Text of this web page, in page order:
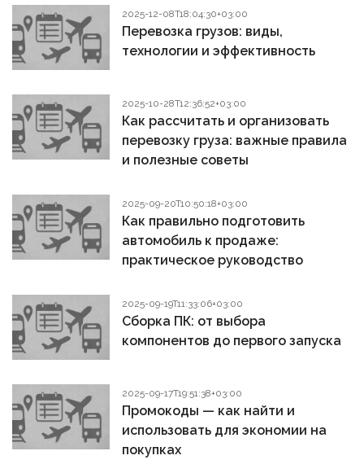
2025-12-08T18:04:30+03:00
Перевозка грузов: виды,
технологии и эффективность
2025-10-28T12:36:52+03:00
Как рассчитать и организовать
перевозку груза: важные правила
и полезные советы
2025-09-20T10:50:18+03:00
Как правильно подготовить
автомобиль к продаже:
практическое руководство
2025-09-19T11:33:06+03:00
Сборка ПК: от выбора
компонентов до первого запуска
2025-09-17T19:51:38+03:00
Промокоды — как найти и
использовать для экономии на
покупках